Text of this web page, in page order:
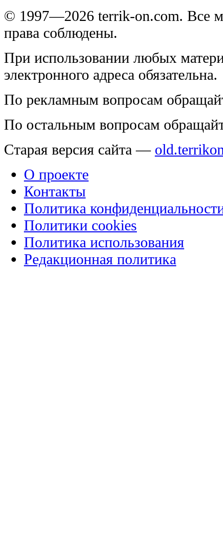
© 1997—2026 terrik-on.com. Все
права соблюдены.
При использовании любых
электронного адреса обязательна.
По рекламным вопросам
По остальным вопросам
Старая версия сайта —
О проекте
Контакты
Политика
Политики cookies
Политика использования
Редакционная политика